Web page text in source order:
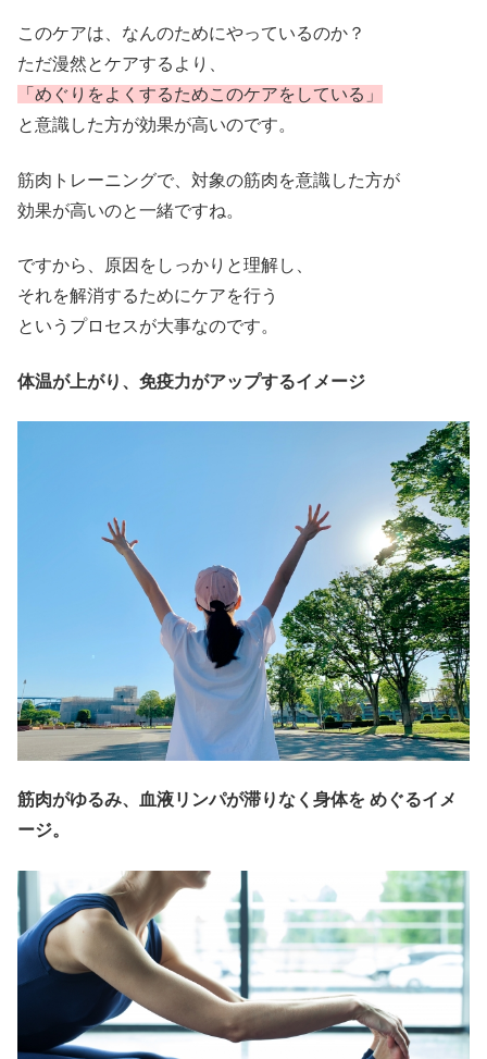
このケアは、なんのためにやっているのか？
ただ漫然とケアするより、
「めぐりをよくするためこのケアをしている」
と意識した方が効果が高いのです。
筋肉トレーニングで、対象の筋肉を意識した方が
効果が高いのと一緒ですね。
ですから、原因をしっかりと理解し、
それを解消するためにケアを行う
というプロセスが大事なのです。
体温が上がり、免疫力がアップするイメージ
筋肉がゆるみ、血液リンパが滞りなく身体を めぐるイメ
ージ。